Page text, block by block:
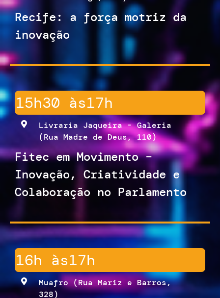
Recife: a força motriz da
inovação
15h30 às17h
Livraria Jaqueira - Galeria
(Rua Madre de Deus, 110)
Fitec em Movimento –
Inovação, Criatividade e
Colaboração no Parlamento
16h às17h
Muafro (Rua Mariz e Barros,
328)